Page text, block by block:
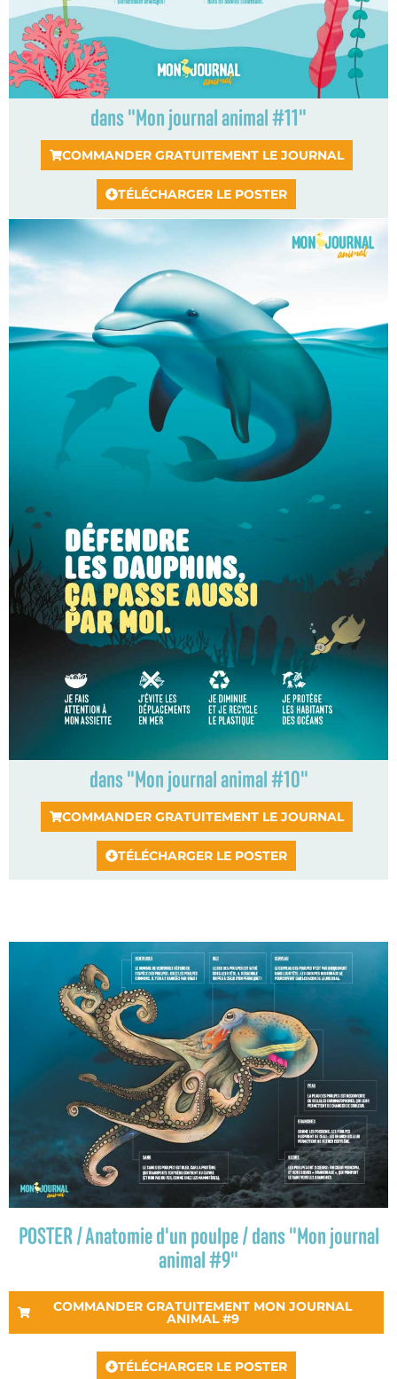
dans "Mon journal animal #11"
COMMANDER GRATUITEMENT LE JOURNAL
TÉLÉCHARGER LE POSTER
dans "Mon journal animal #10"
COMMANDER GRATUITEMENT LE JOURNAL
TÉLÉCHARGER LE POSTER
POSTER / Anatomie d'un poulpe / dans "Mon journal
animal #9"
COMMANDER GRATUITEMENT MON JOURNAL
ANIMAL #9
TÉLÉCHARGER LE POSTER